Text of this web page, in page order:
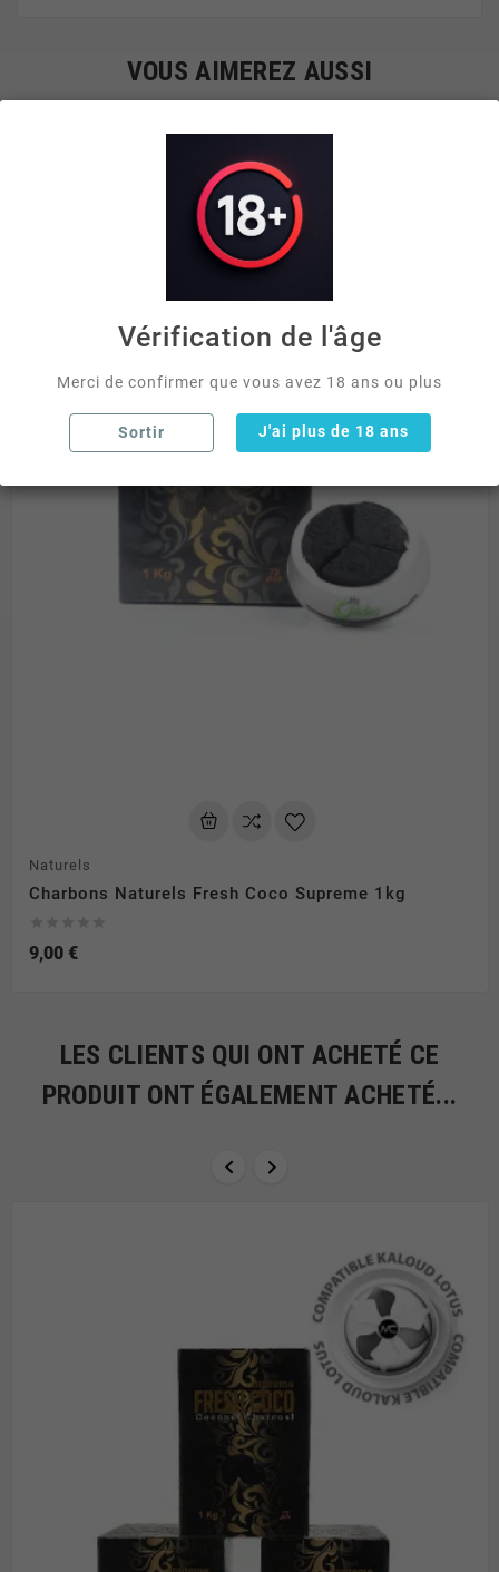
VOUS AIMEREZ AUSSI
Naturels
Charbons Naturels Fresh Coco Supreme 1kg
9,00 €
LES CLIENTS QUI ONT ACHETÉ CE
PRODUIT ONT ÉGALEMENT ACHETÉ...
 
Vérification de l'âge
Merci de confirmer que vous avez 18 ans ou plus
Sortir J'ai plus de 18 ans